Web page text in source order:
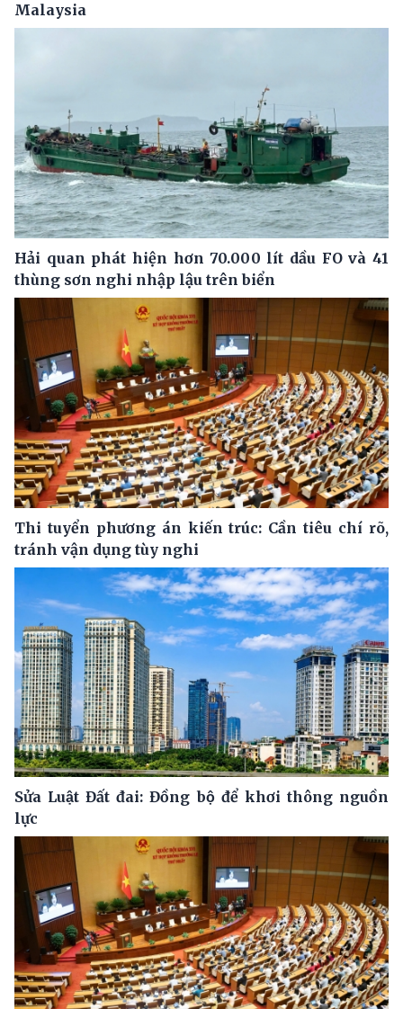
Malaysia
Hải quan phát hiện hơn 70.000 lít dầu FO và 41
thùng sơn nghi nhập lậu trên biển
Thi tuyển phương án kiến trúc: Cần tiêu chí rõ,
tránh vận dụng tùy nghi
Sửa Luật Đất đai: Đồng bộ để khơi thông nguồn
lực